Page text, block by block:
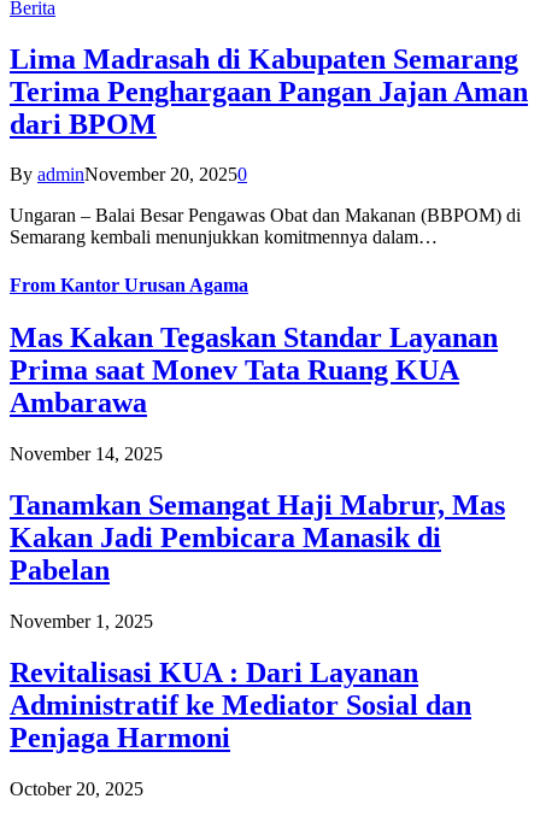
Berita
Lima Madrasah di Kabupaten Semarang
Terima Penghargaan Pangan Jajan Aman
dari BPOM
By adminNovember 20, 20250
Ungaran – Balai Besar Pengawas Obat dan Makanan (BBPOM) di
Semarang kembali menunjukkan komitmennya dalam…
From Kantor Urusan Agama
Mas Kakan Tegaskan Standar Layanan
Prima saat Monev Tata Ruang KUA
Ambarawa
November 14, 2025
Tanamkan Semangat Haji Mabrur, Mas
Kakan Jadi Pembicara Manasik di
Pabelan
November 1, 2025
Revitalisasi KUA : Dari Layanan
Administratif ke Mediator Sosial dan
Penjaga Harmoni
October 20, 2025